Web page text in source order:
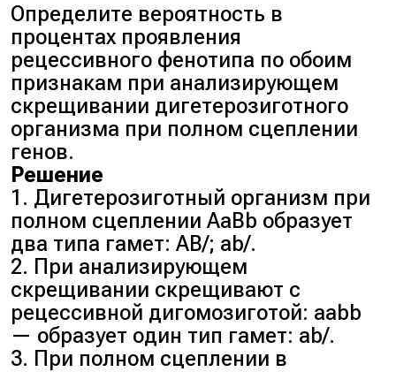
Определите вероятность в
процентах проявления
рецессивного фенотипа по обоим
признакам при анализирующем
скрещивании дигетерозиготного
организма при полном сцеплении
генов.
Решение
1. Дигетерозиготный организм при
полном сцеплении AaBb образует
два типа гамет: AB/; ab/.
2. При анализирующем
скрещивании скрещивают с
рецессивной дигомозиготой: aabb
— образует один тип гамет: ab/.
3. При полном сцеплении в